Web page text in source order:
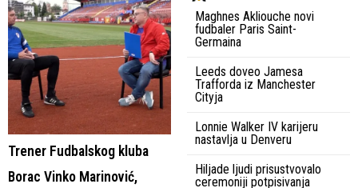
Trener Fudbalskog kluba
Borac Vinko Marinović,
Maghnes Akliouche novi
fudbaler Paris Saint-
Germaina
Leeds doveo Jamesa
Trafforda iz Manchester
Cityja
Lonnie Walker IV karijeru
nastavlja u Denveru
Hiljade ljudi prisustvovalo
ceremoniji potpisivanja